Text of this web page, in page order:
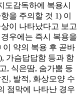
도감독하에 복용시
을 주의할 것 1) 이
이 나타났다고 보고
우에는 즉시 복용을
약의 복용 후 곧바
가슴답답함 등과 함
, 식은땀, 숨가뿜 등
, 발적, 화상모양 수
점막에 나타난 경우